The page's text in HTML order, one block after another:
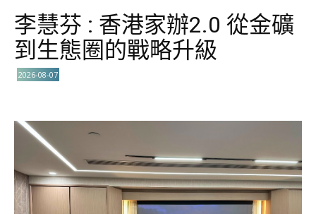
李慧芬 : 香港家辦2.0 從金礦
到生態圈的戰略升級
2026-08-07